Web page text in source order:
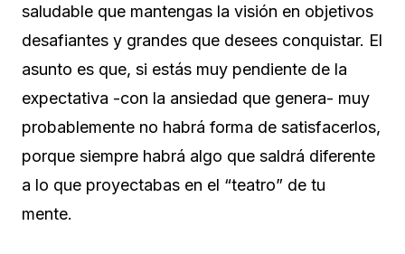
saludable que mantengas la visión en objetivos
desafiantes y grandes que desees conquistar. El
asunto es que, si estás muy pendiente de la
expectativa -con la ansiedad que genera- muy
probablemente no habrá forma de satisfacerlos,
porque siempre habrá algo que saldrá diferente
a lo que proyectabas en el “teatro” de tu
mente.